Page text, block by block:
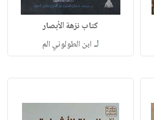
كتاب نزهة الأبصار
لـ ابن الطولوني الم